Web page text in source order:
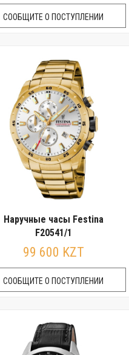
СООБЩИТЕ О ПОСТУПЛЕНИИ
Наручные часы Festina
F20541/1
99 600 KZT
СООБЩИТЕ О ПОСТУПЛЕНИИ